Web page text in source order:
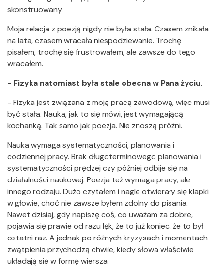
skonstruowany.
Moja relacja z poezją nigdy nie była stała. Czasem znikała
na lata, czasem wracała niespodziewanie. Trochę
pisałem, trochę się frustrowałem, ale zawsze do tego
wracałem.
- Fizyka natomiast była stale obecna w Pana życiu.
- Fizyka jest związana z moją pracą zawodową, więc musi
być stała. Nauka, jak to się mówi, jest wymagającą
kochanką. Tak samo jak poezja. Nie znoszą próżni.
Nauka wymaga systematyczności, planowania i
codziennej pracy. Brak długoterminowego planowania i
systematyczności prędzej czy później odbije się na
działalności naukowej. Poezja też wymaga pracy, ale
innego rodzaju. Dużo czytałem i nagle otwierały się klapki
w głowie, choć nie zawsze byłem zdolny do pisania.
Nawet dzisiaj, gdy napiszę coś, co uważam za dobre,
pojawia się prawie od razu lęk, że to już koniec, że to był
ostatni raz. A jednak po różnych kryzysach i momentach
zwątpienia przychodzą chwile, kiedy słowa właściwie
układają się w formę wiersza.